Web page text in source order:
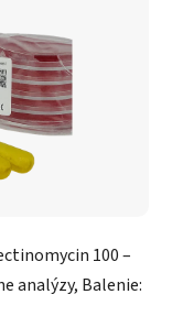
100 –
analýzy, Balenie: